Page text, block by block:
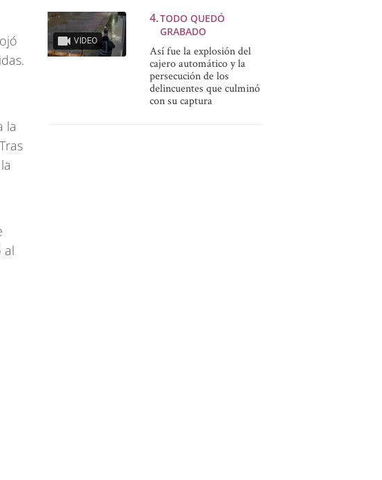
la
al
VIDEO
TODO QUEDÓ
GRABADO
Así fue la explosión del
cajero automático y la
persecución de los
delincuentes que culminó
con su captura